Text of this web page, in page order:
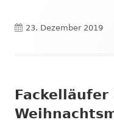
Veröffentlicht
23. Dezember 2019
Fackelläufer